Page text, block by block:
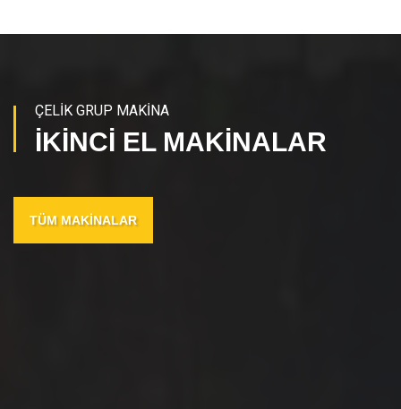
ÇELİK GRUP MAKİNA
İKİNCİ EL MAKİNALAR
TÜM MAKİNALAR